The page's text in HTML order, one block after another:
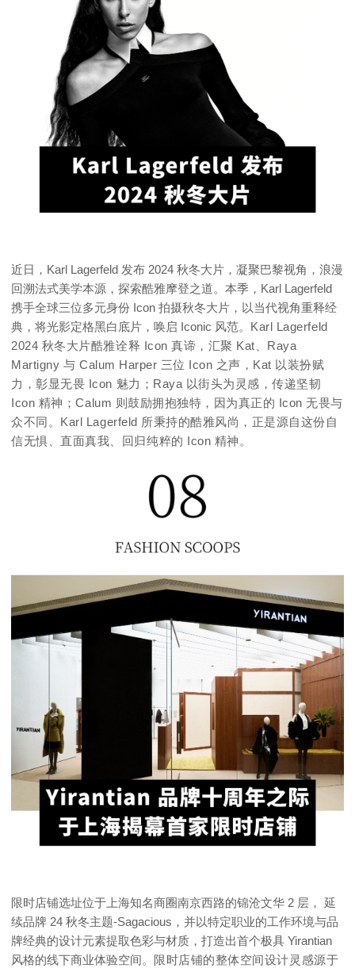
近日，Karl Lagerfeld 发布 2024 秋冬大片，凝聚巴黎视角，浪漫
回溯法式美学本源，探索酷雅摩登之道。本季，Karl Lagerfeld
携手全球三位多元身份 Icon 拍摄秋冬大片，以当代视角重释经
典，将光影定格黑白底片，唤启 Iconic 风范。 Karl Lagerfeld
2024 秋冬大片酷雅诠释 Icon 真谛，汇聚 Kat、Raya
Martigny 与 Calum Harper 三位 Icon 之声，Kat 以装扮赋
力，彰显无畏 Icon 魅力； Raya 以街头为灵感，传递坚韧
Icon 精神；Calum 则鼓励拥抱独特，因为真正的 Icon 无畏与
众不同。 Karl Lagerfeld 所秉持的酷雅风尚，正是源自这份自
信无惧、直面真我、回归纯粹的 Icon 精神。
限时店铺选址位于上海知名商圈南京西路的锦沧文华 2 层， 延
续品牌 24 秋冬主题-Sagacious，并以特定职业的工作环境与品
牌经典的设计元素提取色彩与材质，打造出首个极具 Yirantian
风格的线下商业体验空间。 限时店铺的整体空间设计灵感源于